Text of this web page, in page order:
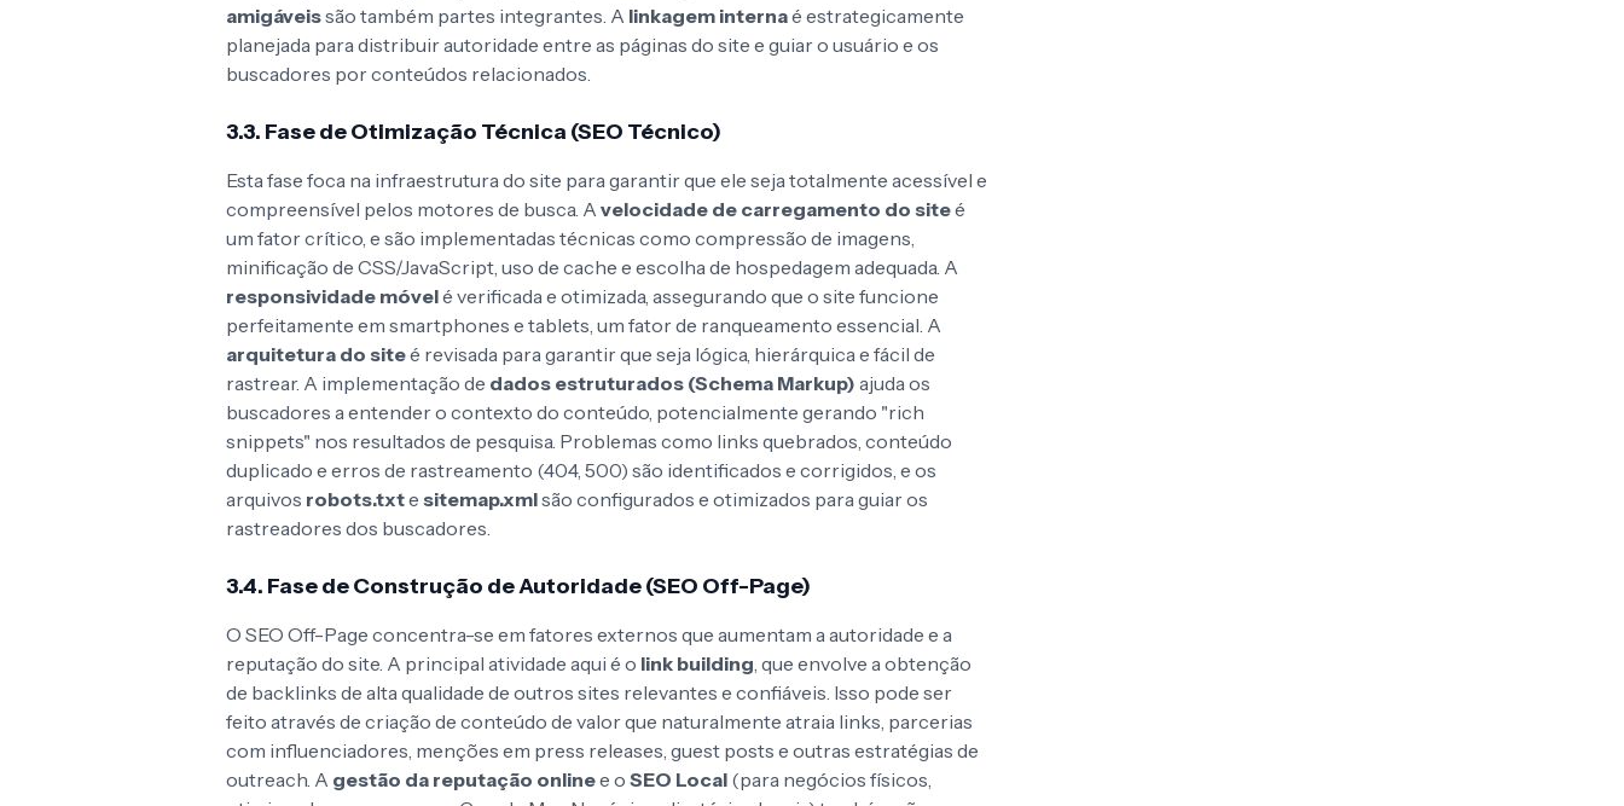
amigáveissão também partes integrantes. A linkagem internaé estrategicamente
planejada para distribuir autoridade entre as páginas do site e guiar o usuário e os
buscadores por conteúdos relacionados.
3.3. Fase de Otimização Técnica (SEO Técnico)
Esta fase foca na infraestrutura do site para garantir que ele seja totalmente acessível e
compreensível pelos motores de busca. A velocidade de carregamento do siteé
um fator crítico, e são implementadas técnicas como compressão de imagens,
minificação de CSS/JavaScript, uso de cache e escolha de hospedagem adequada. A
responsividade móvelé verificada e otimizada, assegurando que o site funcione
perfeitamente em smartphones e tablets, um fator de ranqueamento essencial. A
arquitetura do siteé revisada para garantir que seja lógica, hierárquica e fácil de
rastrear. A implementação de dados estruturados (Schema Markup) ajuda os
buscadores a entender o contexto do conteúdo, potencialmente gerando "rich
snippets" nos resultados de pesquisa. Problemas como links quebrados, conteúdo
duplicado e erros de rastreamento (404, 500) são identificados e corrigidos, e os
arquivos robots.txte sitemap.xmlsão configurados e otimizados para guiar os
rastreadores dos buscadores.
3.4. Fase de Construção de Autoridade (SEO Off-Page)
O SEO Off-Page concentra-se em fatores externos que aumentam a autoridade e a
reputação do site. A principal atividade aqui é o link building, que envolve a obtenção
de backlinks de alta qualidade de outros sites relevantes e confiáveis. Isso pode ser
feito através de criação de conteúdo de valor que naturalmente atraia links, parcerias
com influenciadores, menções em press releases, guest posts e outras estratégias de
outreach. A gestão da reputação onlinee o SEO Local (para negócios físicos,